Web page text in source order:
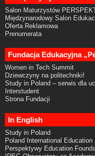
Salon Maturzystów
Międzynarodowy Salon
Oferta Reklamowa
Prenumerata
Fundacja Edukacyjna
Women in Tech Summit
Dziewczyny na politechniki!
Study in Poland – serwis dla
Interstudent
Strona Fundacji
In English
Study in Poland
Poland International
Perspektywy Education